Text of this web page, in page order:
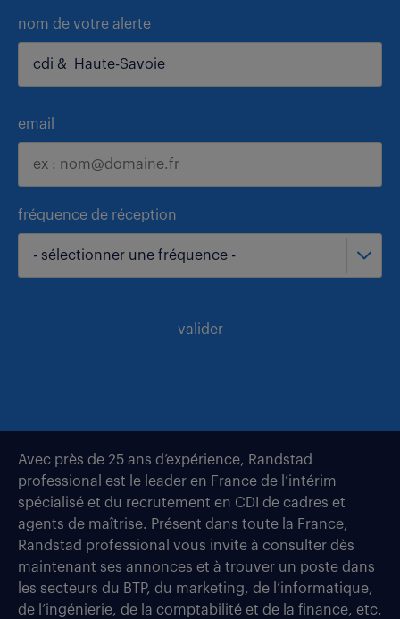
nom de votre alerte
email
fréquence de réception
- sélectionner une fréquence -
valider
Avec près de 25 ans d’expérience, Randstad
professional est le leader en France de l’intérim
spécialisé et du recrutement en CDI de cadres et
agents de maîtrise. Présent dans toute la France,
Randstad professional vous invite à consulter dès
maintenant ses annonces et à trouver un poste dans
les secteurs du BTP, du marketing, de l’informatique,
de l’ingénierie, de la comptabilité et de la finance, etc.